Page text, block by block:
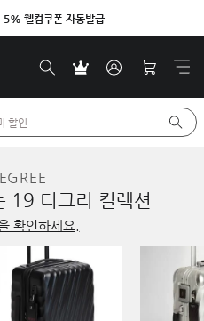
5% 웰컴쿠폰 자동발급
할인
19 디그리 컬렉션
확인하세요.